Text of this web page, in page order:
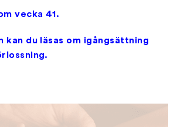
vecka 41.
kan du läsas om igångsättning